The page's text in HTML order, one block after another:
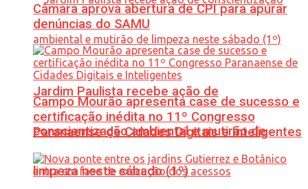
Jardim Paulista recebe ação de
conscientização ambiental e mutirão de
limpeza neste sábado (1º)
Câmara aprova abertura de CPI para apurar
denúncias do SAMU
Campo Mourão apresenta case de sucesso e
certificação inédita no 11º Congresso
Paranaense de Cidades Digitais e Inteligentes